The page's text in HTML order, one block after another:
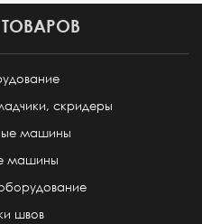
скридеры
машины
машины
швов